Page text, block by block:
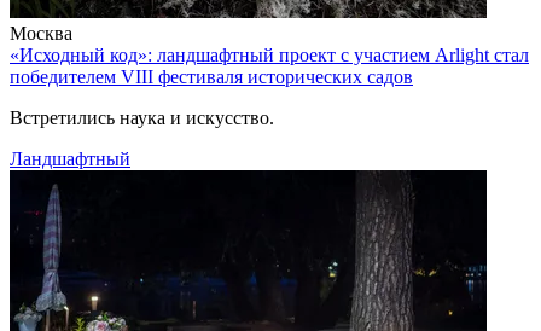
Москва
«Исходный код»: ландшафтный проект с участием Arlight стал
победителем VIII фестиваля исторических садов
Встретились наука и искусство.
Ландшафтный